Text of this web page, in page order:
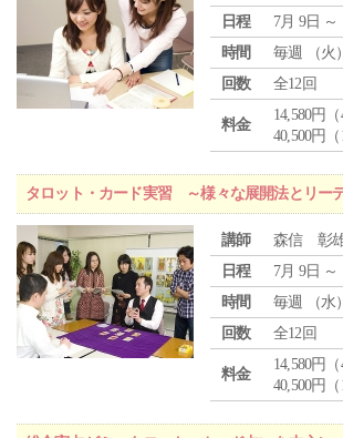
日程
7月 9日 ～
時間
毎週 （火
回数
全12回
料金
14,580円
40,500円
タロット・カード実習 ～様々な展開法とリー
講師
森信 彰
日程
7月 9日 ～
時間
毎週 （水
回数
全12回
料金
14,580円
40,500円